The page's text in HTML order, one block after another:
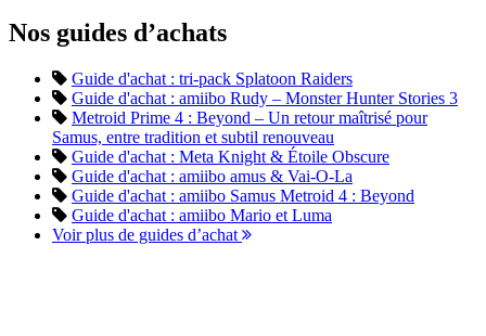
Nos guides d’achats
Guide d'achat : tri-pack Splatoon Raiders
Guide d'achat : amiibo Rudy – Monster Hunter Stories 3
Metroid Prime 4 : Beyond – Un retour maîtrisé pour
Samus, entre tradition et subtil renouveau
Guide d'achat : Meta Knight & Étoile Obscure
Guide d'achat : amiibo amus & Vai-O-La
Guide d'achat : amiibo Samus Metroid 4 : Beyond
Guide d'achat : amiibo Mario et Luma
Voir plus de guides d’achat